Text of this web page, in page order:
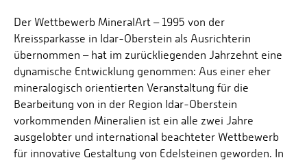
Der Wettbewerb MineralArt – 1995 von der
Kreissparkasse in Idar-Oberstein als Ausrichterin
übernommen – hat im zurückliegenden Jahrzehnt eine
dynamische Entwicklung genommen: Aus einer eher
mineralogisch orientierten Veranstaltung für die
Bearbeitung von in der Region Idar-Oberstein
vorkommenden Mineralien ist ein alle zwei Jahre
ausgelobter und international beachteter Wettbewerb
für innovative Gestaltung von Edelsteinen geworden. In